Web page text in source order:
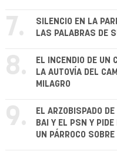
7.
SILENCIO EN LA
LAS PALABRAS DE
8.
EL INCENDIO DE UN
LA AUTOVÍA DEL
MILAGRO
9.
EL ARZOBISPADO
BAI Y EL PSN Y
UN PÁRROCO SOBRE